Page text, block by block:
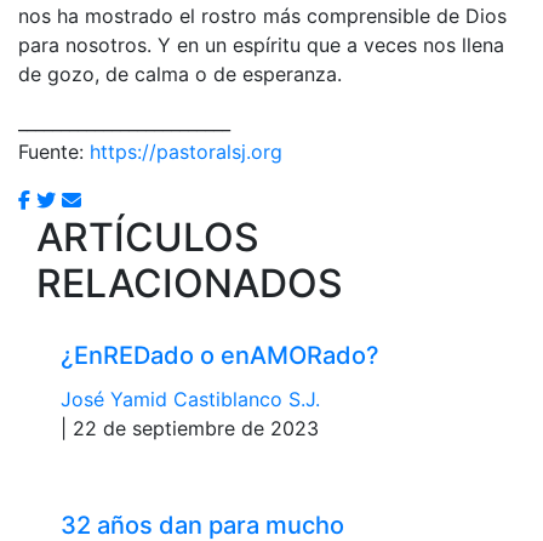
nos ha mostrado el rostro más comprensible de Dios
para nosotros. Y en un espíritu que a veces nos llena
de gozo, de calma o de esperanza.
Fuente: https://pastoralsj.org
ARTÍCULOS
RELACIONADOS
¿EnREDado o enAMORado?
José Yamid Castiblanco S.J.
| 22 de septiembre de 2023
32 años dan para mucho